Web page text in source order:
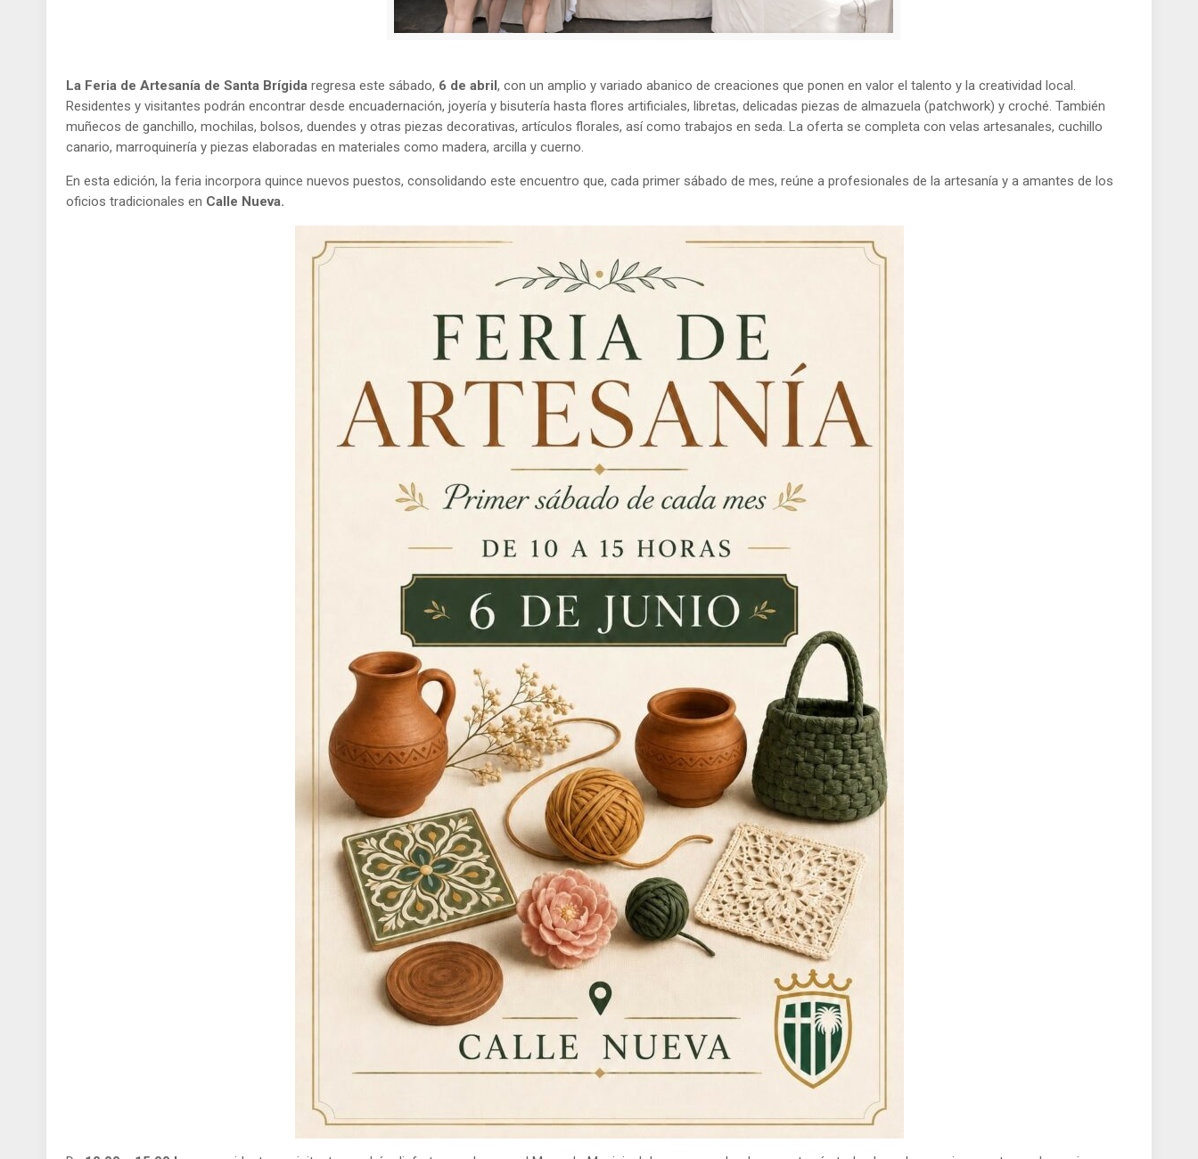
La Feria de Artesanía de Santa Brígidaregresa este sábado, 6 de abril, con un amplio y variado abanico de creaciones que ponen en valor el talento y la creatividad local.
Residentes y visitantes podrán encontrar desde encuadernación, joyería y bisutería hasta flores artificiales, libretas, delicadas piezas de almazuela (patchwork) y croché. También
muñecos de ganchillo, mochilas, bolsos, duendes y otras piezas decorativas, artículos florales, así como trabajos en seda. La oferta se completa con velas artesanales, cuchillo
canario, marroquinería y piezas elaboradas en materiales como madera, arcilla y cuerno.
En esta edición, la feria incorpora quince nuevos puestos, consolidando este encuentro que, cada primer sábado de mes, reúne a profesionales de la artesanía y a amantes de los
oficios tradicionales en Calle Nueva.